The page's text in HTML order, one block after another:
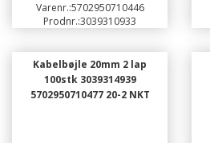
Varenr.:5702950710446
Prodnr.:3039310933
Kabelbøjle 20mm 2 lap
100stk 3039314939
5702950710477 20-2 NKT